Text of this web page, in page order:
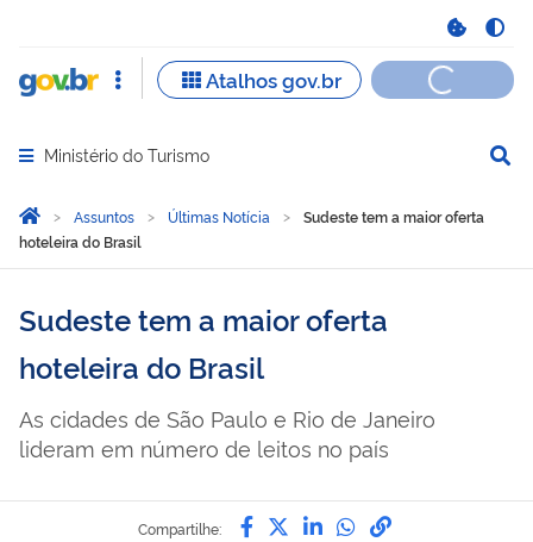
Abrir menu principal de navegação
Ministério do Turismo
Você está aqui:
Página Inicial
Assuntos Últimas Notícia
Sudeste tem a maior oferta
hoteleira do Brasil
Sudeste tem a maior oferta
hoteleira do Brasil
As cidades de São Paulo e Rio de Janeiro
lideram em número de leitos no país
Compartilhe: Compartilhe por Facebook
Compartilhe por Twitter
Compartilhe por
Compartilhe
link para